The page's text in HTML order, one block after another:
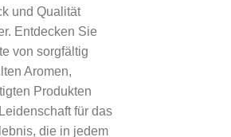
und Qualität
Entdecken Sie
von sorgfältig
Aromen,
Produkten
für das
die in jedem